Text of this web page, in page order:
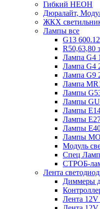
Гибкий НЕОН
Дюралайт,
ЖКХ
Лампы все
G13
R50,63,80
Лампа G4
Лампа G4
Лампа G9
Лампа
Лампы
Лампы
Лампы
Лампы
Лампы
Лампы МО
Модуль
Спец
СТРОБ-
Лента
Диммеры
Лента 12V